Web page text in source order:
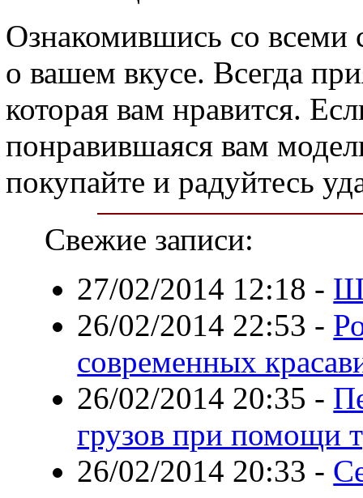
Ознакомившись со всеми
о вашем вкусе. Всегда
которая вам нравится.
понравившаяся вам
покупайте и радуйтесь
Свежие записи:
27/02/2014 12:18 -
26/02/2014 22:53 -
современных
26/02/2014 20:35 -
грузов при помощи
26/02/2014 20:33 -